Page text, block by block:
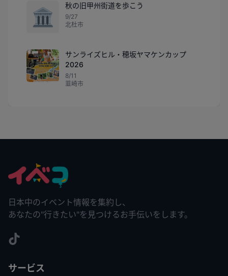
🏛️
秋の旧甲州街道を歩こう
9/27
北杜市
サンライズヒル・穂坂ヤマケンカップ
2026
8/11
韮崎市
日本中のイベント情報を集約し、
あなたの"行きたい"を見つけるお手伝いをします。
サービス